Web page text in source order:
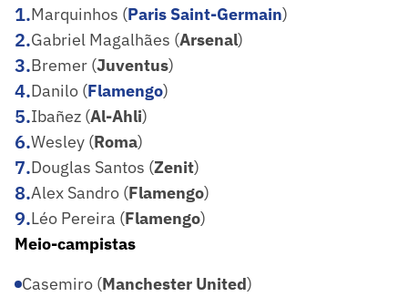
1.Marquinhos (Paris Saint-Germain)
2.Gabriel Magalhães (Arsenal)
3.Bremer (Juventus)
4.Danilo (Flamengo)
5.Ibañez (Al-Ahli)
6.Wesley (Roma)
7.Douglas Santos (Zenit)
8.Alex Sandro (Flamengo)
9.Léo Pereira (Flamengo)
Meio-campistas
Casemiro (Manchester United)